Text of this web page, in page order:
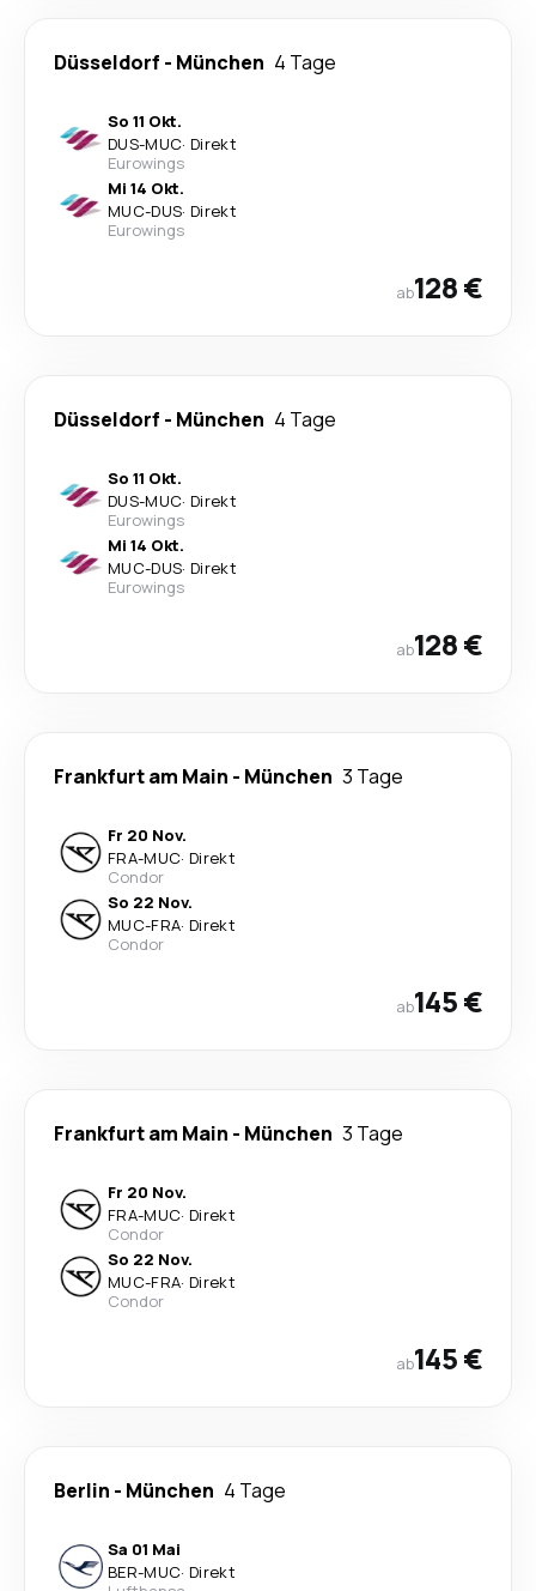
Düsseldorf - München 4 Tage
So 11 Okt.
DUS-MUC· Direkt
Eurowings
Mi 14 Okt.
MUC-DUS· Direkt
Eurowings
ab128 €
Düsseldorf - München 4 Tage
So 11 Okt.
DUS-MUC· Direkt
Eurowings
Mi 14 Okt.
MUC-DUS· Direkt
Eurowings
ab128 €
Frankfurt am Main - München 3 Tage
Fr 20 Nov.
FRA-MUC· Direkt
Condor
So 22 Nov.
MUC-FRA· Direkt
Condor
ab145 €
Frankfurt am Main - München 3 Tage
Fr 20 Nov.
FRA-MUC· Direkt
Condor
So 22 Nov.
MUC-FRA· Direkt
Condor
ab145 €
Berlin - München 4 Tage
Sa 01 Mai
BER-MUC· Direkt